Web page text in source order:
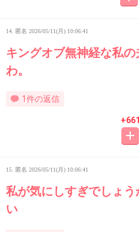
14. 匿名 2026/05/11(月) 10:06:41
キングオブ無神経な私
わ。
1件の返信
+661
15. 匿名 2026/05/11(月) 10:06:41
私が気にしすぎでしょ
い